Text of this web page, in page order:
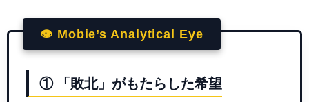
👁 Mobie’s Analytical Eye
① 「敗北」がもたらした希望